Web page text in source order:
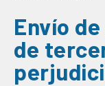
Envío
de